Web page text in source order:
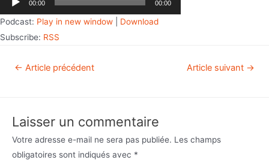
00:00 00:00
Podcast: Play in new window
Download
Subscribe: RSS
← Article précédent Article suivant →
Laisser un commentaire
Votre adresse e-mail ne sera pas publiée. Les champs
obligatoires sont indiqués avec *